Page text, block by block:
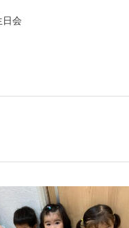
日会